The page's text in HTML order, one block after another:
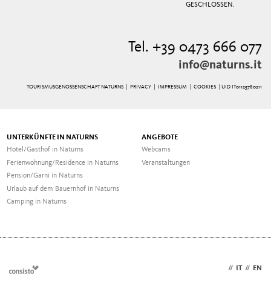
GESCHLOSSEN.
Tel. +39 0473 666 077
info@naturns.it
TOURISMUSGENOSSENSCHAFT NATURNS | PRIVACY| IMPRESSUM COOKIES | UID IT01125780211
UNTERKÜNFTE IN NATURNS
Hotel/Gasthof in Naturns
Ferienwohnung/Residence in Naturns
Pension/Garni in Naturns
Urlaub auf dem Bauernhof in Naturns
Camping in Naturns
ANGEBOTE
Webcams
Veranstaltungen
// IT // EN